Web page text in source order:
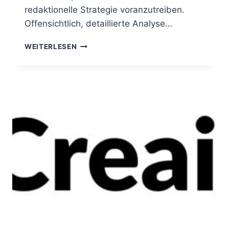
redaktionelle Strategie voranzutreiben.
Offensichtlich, detaillierte Analyse…
WEITERLESEN WISEWAND